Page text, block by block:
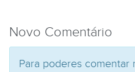
Novo Comentário
Para poderes comentar